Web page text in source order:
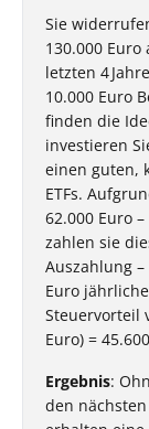
Sie
130.000
letzten 4
10.000 Euro
finden die
investieren
einen guten,
ETFs.
62.000 Euro
zahlen sie
Auszahlung –
Euro
Steuervorteil
Euro) =
Ergebnis:
den